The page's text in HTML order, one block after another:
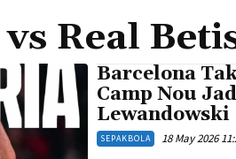
Real
Barcelona
Camp Nou
Lewandowski
SEPAKBOLA 18 May 2026